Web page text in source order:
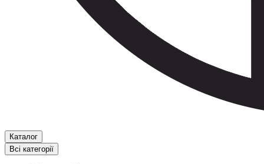
Каталог
Всі категорії